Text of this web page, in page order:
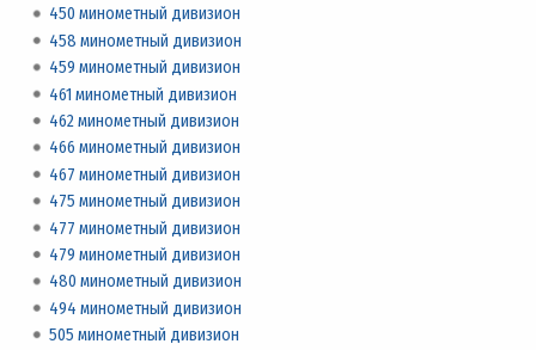
450 минометный дивизион
458 минометный дивизион
459 минометный дивизион
461 минометный дивизион
462 минометный дивизион
466 минометный дивизион
467 минометный дивизион
475 минометный дивизион
477 минометный дивизион
479 минометный дивизион
480 минометный дивизион
494 минометный дивизион
505 минометный дивизион